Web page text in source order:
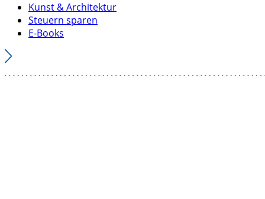
Kunst & Architektur
Steuern sparen
E-Books